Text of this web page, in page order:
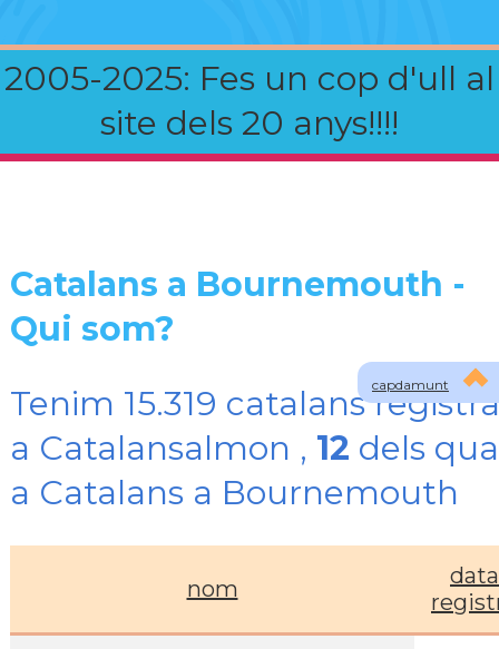
2005-2025: Fes un cop d'ull al
site dels 20 anys!!!!
capdamunt
Catalans a Bournemouth -
Qui som?
Tenim 15.319 catalans
a Catalansalmon , 12 dels
a Catalans a Bournemouth
nom
data